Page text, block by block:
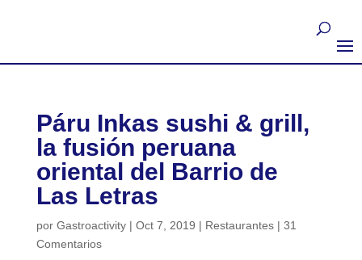
Páru Inkas sushi & grill,
la fusión peruana
oriental del Barrio de
Las Letras
por Gastroactivity| Oct 7, 2019 | Restaurantes| 31
Comentarios